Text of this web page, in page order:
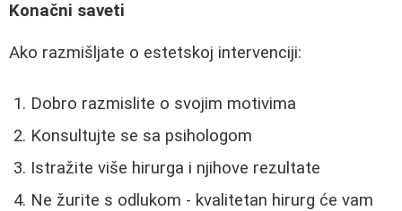
Konačni saveti
Ako razmišljate o estetskoj intervenciji:
Dobro razmislite o svojim motivima
Konsultujte se sa psihologom
Istražite više hirurga i njihove rezultate
Ne žurite s odlukom - kvalitetan hirurg će vam